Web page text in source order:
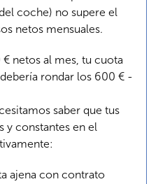
coche) no supere el
netos mensuales.
netos al mes, tu cuota
rondar los 600 € -
saber que tus
y constantes en el
ajena con contrato